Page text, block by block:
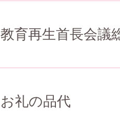
教育再生首長会議
お礼の品代